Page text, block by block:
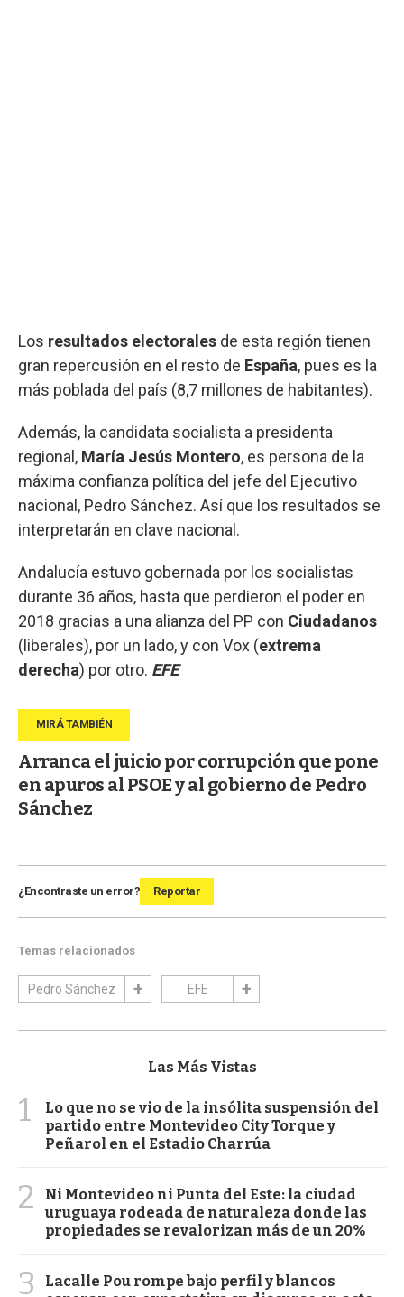
Los resultados electorales de esta región tienen
gran repercusión en el resto de España, pues es la
más poblada del país (8,7 millones de habitantes).
Además, la candidata socialista a presidenta
regional, María Jesús Montero, es persona de la
máxima confianza política del jefe del Ejecutivo
nacional, Pedro Sánchez. Así que los resultados se
interpretarán en clave nacional.
Andalucía estuvo gobernada por los socialistas
durante 36 años, hasta que perdieron el poder en
2018 gracias a una alianza del PP con Ciudadanos
(liberales), por un lado, y con Vox (extrema
derecha) por otro. EFE
Arranca el juicio por corrupción que pone
en apuros al PSOE y al gobierno de Pedro
Sánchez
¿Encontraste un error? Reportar
Temas relacionados
Pedro Sánchez EFE
Las Más Vistas
1
Lo que no se vio de la insólita suspensión del
partido entre Montevideo City Torque y
Peñarol en el Estadio Charrúa
2
Ni Montevideo ni Punta del Este: la ciudad
uruguaya rodeada de naturaleza donde las
propiedades se revalorizan más de un 20%
3
Lacalle Pou rompe bajo perfil y blancos